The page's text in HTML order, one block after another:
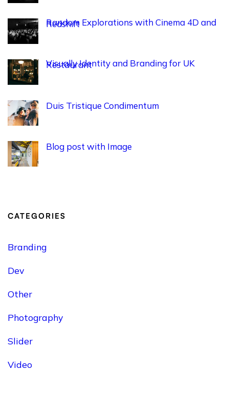
Random Explorations with Cinema 4D and
Redshift
Visually Identity and Branding for UK
Restaurant
Duis Tristique Condimentum
Blog post with Image
CATEGORIES
Branding
Dev
Other
Photography
Slider
Video